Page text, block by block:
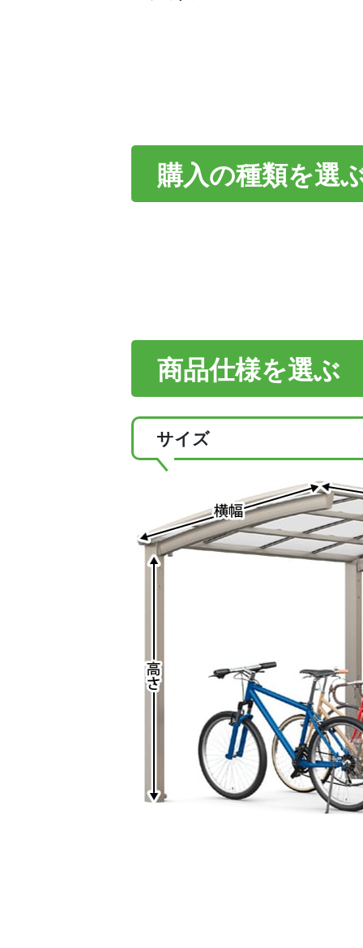
購入の種類を選
商品仕様を選ぶ
サイズ